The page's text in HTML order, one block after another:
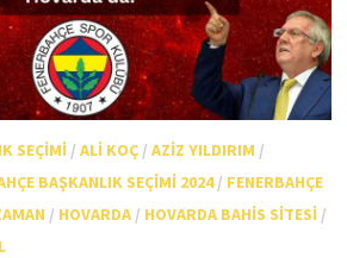
SEÇIMI/ ALI KOÇ/ AZIZ YILDIRIM /
BAŞKANLIK SEÇIMI 2024/ FENERBAHÇE
/ HOVARDA/ HOVARDA BAHIS SITESI/